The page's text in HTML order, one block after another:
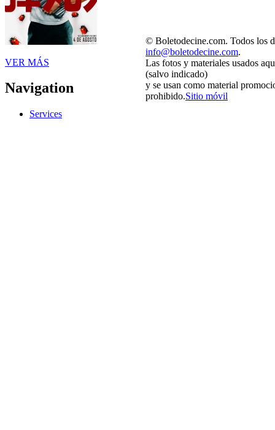
VER MÁS
Navigation
Services
© Boletodecine.com. Todos los
info@boletodecine.com.
Las fotos y materiales usados
(salvo indicado)
y se usan como material
prohibido.Sitio móvil